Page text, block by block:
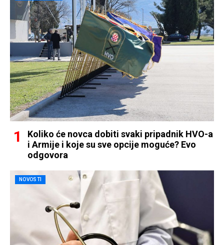
Koliko će novca dobiti svaki pripadnik HVO-a
i Armije i koje su sve opcije moguće? Evo
odgovora
NOVOSTI